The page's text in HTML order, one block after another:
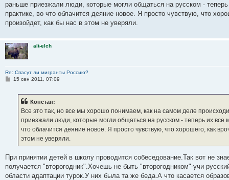
щ
е
и
раньше приезжали люди, которые могли общаться на русском -
практике, во что облачится деяние новое. Я просто чувствую, что
произойдет, как бы нас в этом не уверяли.
alt-elch
Re: Спасут ли мигранты Россию?
С15 сен 2011, 07:09
Констан:
Все это так, но все мы хорошо понимаем, как на самом деле
приезжали люди, которые могли общаться на русском - теперь их
что облачится деяние новое. Я просто чувствую, что хорошего, как
этом не уверяли.
При принятии детей в школу проводится собеседование.Так вот не
получается "второгодник".Хочешь не быть "второгодником"-учи
области адаптации турок.У них была та же беда.А что касается